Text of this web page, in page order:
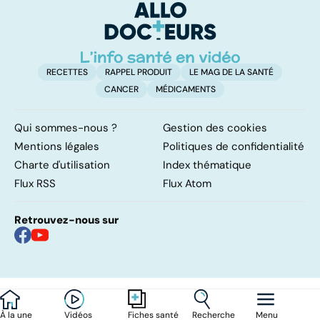
À la une Vidéos Fiches santé Recherche Menu
RECETTES RAPPEL PRODUIT
LE MAG DE LA SANTÉ
CANCER
MÉDICAMENTS
Qui sommes-nous ?
Gestion des cookies
Mentions légales
Politiques de confidentialité
Charte d'utilisation
Index thématique
Flux RSS
Flux Atom
Retrouvez-nous sur